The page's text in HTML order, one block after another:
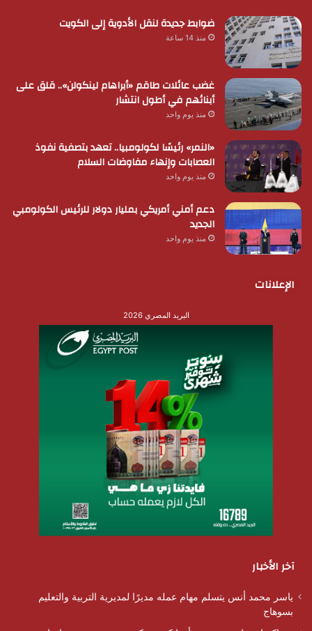
ضوابط جديدة لنقل الأدوية إلى الكويت
منذ 14 ساعة
غضب عائلات طاقم «أبراهام لينكولن».. قلق على
أبنائهم في أطول انتشار
منذ يوم واحد
«النمر» رئيسًا لكولومبيا.. تعهد بتصفية نفوذ
العصابات وإنهاء مفاوضات السلام
منذ يوم واحد
دعم أمني أمريكي بمليار دولار للرئيس الكولومبي
الجديد
منذ يوم واحد
الإعلانات
البريد المصري 2026
آخر الأخبار
ياسر محمد أنس يتسلم مهام عمله مديرًا لمديرية التربية والتعليم
بسوهاج